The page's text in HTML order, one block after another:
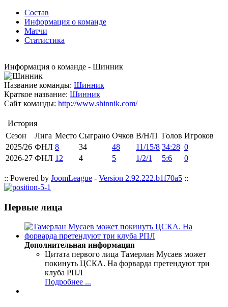
Состав
Информация о команде
Матчи
Статистика
Информация о команде - Шинник
Название команды: Шинник
Краткое название: Шинник
Сайт команды: http://www.shinnik.com/
История
Сезон
Лига Место Сыграно Очков В/Н/П Голов Игроков
2025/26 ФНЛ 8 34 48 11/15/8 34:28 0
2026-27 ФНЛ 12 4 5 1/2/1 5:6 0
:: Powered by JoomLeague - Version 2.92.222.b1f70a5 ::
Первые лица
Дополнительная информация
Цитата первого лица Тамерлан Мусаев может
покинуть ЦСКА. На форварда претендуют три
клуба РПЛ
Подробнее ...